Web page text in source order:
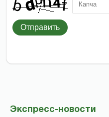
Экспресс-новости
Отправить